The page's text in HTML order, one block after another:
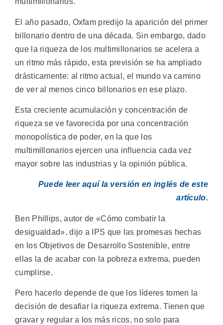
El año pasado, Oxfam predijo la aparición del primer
billonario dentro de una década. Sin embargo, dado
que la riqueza de los multimillonarios se acelera a
un ritmo más rápido, esta previsión se ha ampliado
drásticamente: al ritmo actual, el mundo va camino
de ver al menos cinco billonarios en ese plazo.
Esta creciente acumulación y concentración de
riqueza se ve favorecida por una concentración
monopolística de poder, en la que los
multimillonarios ejercen una influencia cada vez
mayor sobre las industrias y la opinión pública.
Puede leer aquí la versión en inglés de este
artículo.
Ben Phillips, autor de «Cómo combatir la
desigualdad», dijo a IPS que las promesas hechas
en los Objetivos de Desarrollo Sostenible, entre
ellas la de acabar con la pobreza extrema, pueden
cumplirse.
Pero hacerlo depende de que los líderes tomen la
decisión de desafiar la riqueza extrema. Tienen que
gravar y regular a los más ricos, no solo para